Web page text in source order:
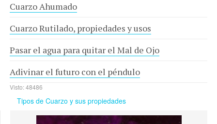
Cuarzo Ahumado
Cuarzo Rutilado, propiedades y usos
Pasar el agua para quitar el Mal de Ojo
Adivinar el futuro con el péndulo
Visto: 48486
Tipos de Cuarzo y sus propiedades